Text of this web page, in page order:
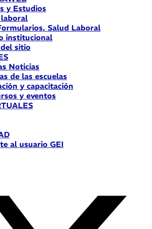
y Estudios
Salud Laboral
institucional
sitio
Noticias
de las escuelas
y capacitación
y eventos
al usuario GEI